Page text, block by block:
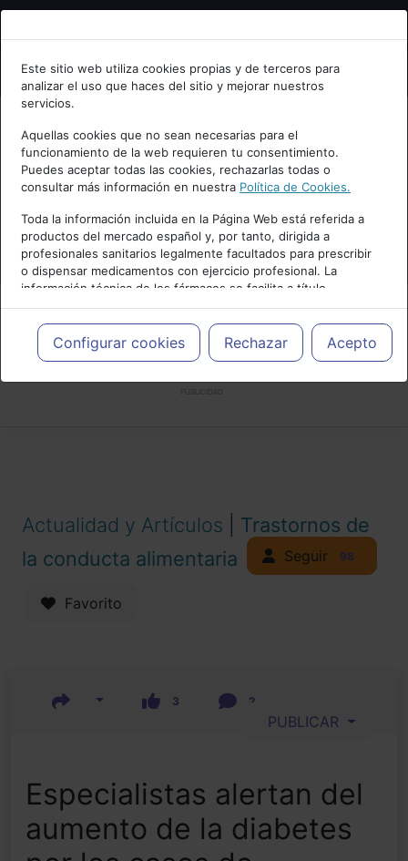
Bienvenid@ a psiquiatria.com
Escribe tu Email
Accede o regístrate con tu email.
Cancelar
Este sitio web utiliza cookies propias y de terceros para
analizar el uso que haces del sitio y mejorar nuestros
servicios.
Aquellas cookies que no sean necesarias para el
funcionamiento de la web requieren tu consentimiento.
Puedes aceptar todas las cookies, rechazarlas todas o
consultar más información en nuestra Política de Cookies.
Toda la información incluida en la Página Web está referida a
productos del mercado español y, por tanto, dirigida a
profesionales sanitarios legalmente facultados para prescribir
o dispensar medicamentos con ejercicio profesional. La
información técnica de los fármacos se facilita a título
meramente informativo, siendo responsabilidad de los
profesionales facultados prescribir medicamentos y decidir, en
cada caso concreto, el tratamiento más adecuado a las
necesidades del paciente.
Configurar cookies Rechazar Acepto
Actualidad y Artículos
Trastornos de
la conducta alimentaria
Seguir 98
Favorito
3 2
PUBLICAR
Especialistas alertan del
aumento de la diabetes